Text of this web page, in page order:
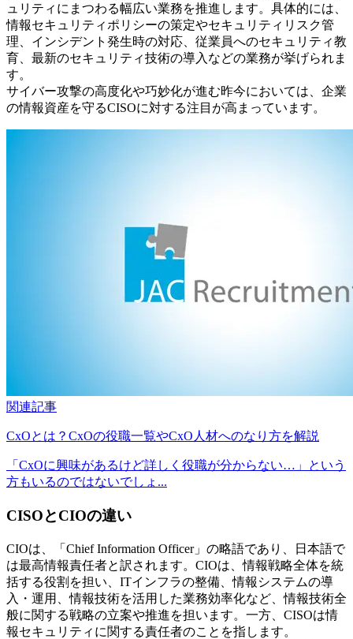
ュリティにまつわる幅広い業務を推進します。具体的には、
情報セキュリティポリシーの策定やセキュリティリスク管
理、インシデント発生時の対応、従業員へのセキュリティ教
育、最新のセキュリティ技術の導入などの業務が挙げられま
す。
サイバー攻撃の高度化や巧妙化が進む昨今においては、企業
の情報資産を守るCISOに対する注目が高まっています。
関連記事
CxOとは？CxOの役職一覧やCxO人材へのなり方を解説
「CxOに興味があるけど詳しく役職が分からない…」という
方もいるのではないでしょ...
CISOとCIOの違い
CIOは、「Chief Information Officer」の略語であり、日本語で
は最高情報責任者と訳されます。CIOは、情報戦略全体を統
括する役割を担い、ITインフラの整備、情報システムの導
入・運用、情報技術を活用した業務効率化など、情報技術全
般に関する戦略の立案や推進を担います。一方、CISOは情
報セキュリティに関する責任者のことを指します。